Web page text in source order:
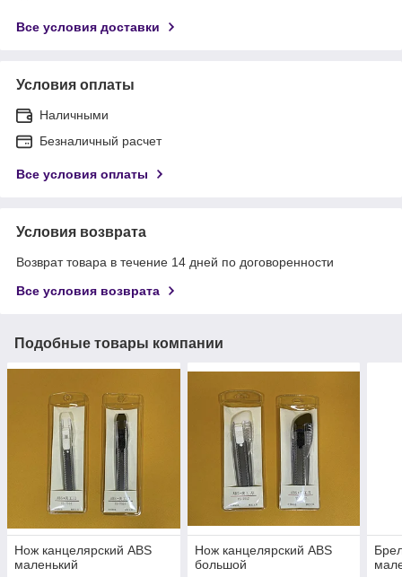
Все условия доставки
Условия оплаты
Наличными
Безналичный расчет
Все условия оплаты
Условия возврата
Возврат товара в течение 14 дней по договоренности
Все условия возврата
Подобные товары компании
Нож канцелярский ABS
маленький
Нож канцелярский ABS
большой